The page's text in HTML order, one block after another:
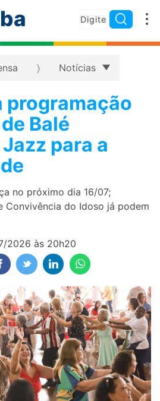
Notícias
programação
Balé
para a
no próximo dia 16/07;
Convivência do Idoso já podem
2026 às 20h20